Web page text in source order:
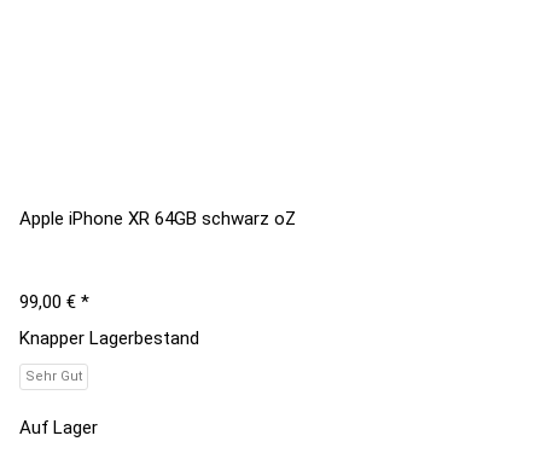
Apple iPhone XR 64GB schwarz oZ
99,00 € *
Knapper Lagerbestand
Sehr Gut
Auf Lager